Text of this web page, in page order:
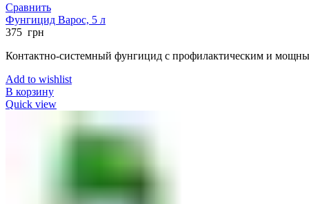
Сравнить
Фунгицид Варос, 5 л
375 грн
Контактно-системный фунгицид с профилактическим и
Add to wishlist
В корзину
Quick view